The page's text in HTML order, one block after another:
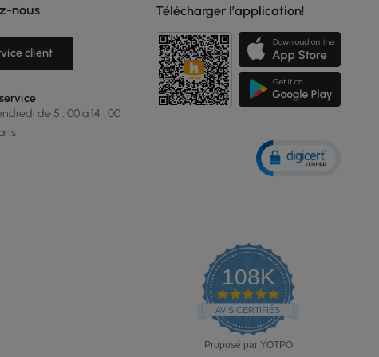
nous
client
de 5 : 00 à 14 : 00
Télécharger l’application!
108K
4.9
star
rating
AVIS CERTIFIÉS
Proposé par YOTPO